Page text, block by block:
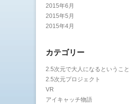
2015年6月
2015年5月
2015年4月
カテゴリー
2.5次元で大人になるということ
2.5次元プロジェクト
VR
アイキャッチ物語